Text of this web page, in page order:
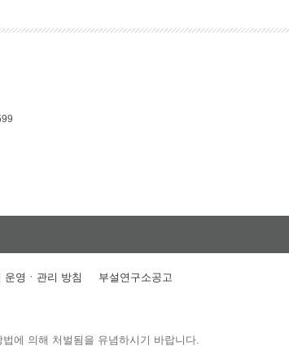
운영ㆍ관리 방침 부설연구소공고
에 의해 처벌됨을 유념하시기 바랍니다.